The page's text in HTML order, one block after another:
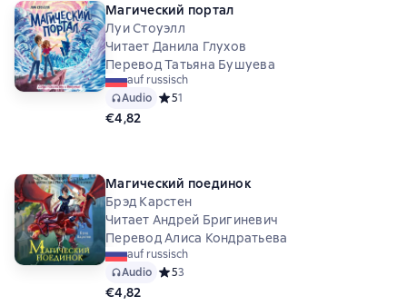
Магический портал
Луи Стоуэлл
Читает Данила Глухов
Перевод Татьяна Бушуева
auf russisch
Audio Средний рейтинг 5 на основе 1 оценок
51
€4,82
Магический поединок
Брэд Карстен
Читает Андрей Бригиневич
Перевод Алиса Кондратьева
auf russisch
Audio Средний рейтинг 5 на основе 3 оценок
53
€4,82